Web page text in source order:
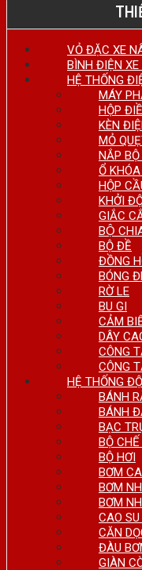
VỎ ĐẶC XE
BÌNH ĐIỆN XE
HỆ THỐNG
MÁY
HỘP
KÈN
MỎ
NẮP
Ổ
HỘP
KHỞI
GIẮC
BỘ
BỘ ĐỀ
ĐỒNG
BÓNG
RỜ LE
BU GI
CẢM
DÂY
CÔNG
CÔNG
HỆ THỐNG
BÁNH
BÁNH
BẠC
BỘ
BỘ HƠI
BƠM
BƠM
BƠM
CAO
CĂN
ĐÀU
GIÀN